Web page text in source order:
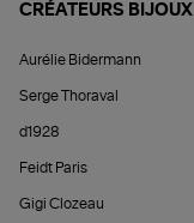
CRÉATEURS BIJOUX
Aurélie Bidermann
Serge Thoraval
d1928
Feidt Paris
Gigi Clozeau